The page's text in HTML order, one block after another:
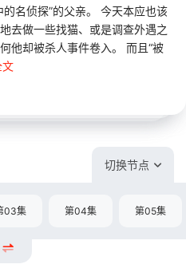
名侦探”的父亲。 今天本应也该
去做一些找猫、或是调查外遇之
他却被杀人事件卷入。 而且“被
文
切换节点
03集 第04集 第05集